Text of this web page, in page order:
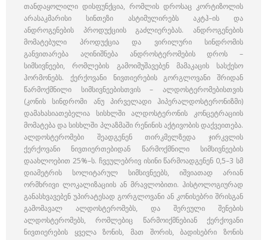
თანდაყოლილი დისფუნქცია, რომლის დროსაც კორტიზოლის
არასაკმარისი სინთეზი ასტიმულირებს აკტჰ–ის და
ანდროგენების პროდუქციის გაძლიერებას. ანდროგენების
მომატებული პროდუქცია და ვირილური სინდრომის
განვითარება აღინიშნება ანდროსტერომების დროს –
სიმსივნეები, რომლების გამოიმუშავებენ მამაკაცის სასქესო
ჰორმონებს. ქერქოვანი ნივთიერების გორგლოვანი შრიდან
წარმოქმნილი სიმსივნეებისთვის – ალდოსტერომებისთვის
(კონის სინდრომი ანუ პირველადი ჰიპერალდოსტერონიზმი)
დამახასიათებელია სისხლში ალდოსტერონის კონცეტრაციის
მომატება და სისხლში პლაზმაში რენინის აქტივობის დაქვეითება.
ალდოსტერომები შეადგენენ თირკმელზედა ჯირკვლის
ქერქოვანი ნივთიერთებიდან წარმოქმნილი სიმსივნეების
დაახლოებით 25%–ს. ჩვეულებრივ ისინი წარმოადგენენ 0,5–3 სმ
დიამეტრის სოლიტარულ სიმსივნეებს, იშვიათად არიან
ორმხრივი ლოკალიზაციის ან მრავლობითი. ჰისტოლოგიურად
განასხვავებენ უპირატესად გორგლოვანი ან კონისებრი შრისგან
გამომავალ ალდოსტერომებს, და შერეული შენების
ალდოსტერომებს, რომლებიც წარმოიქმნებიან ქერქოვანი
ნივთიერების ყველა ზონის, მათ შორის, ბადისებრი ზონის